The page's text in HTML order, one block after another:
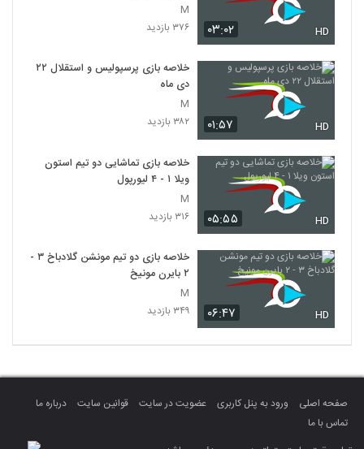
۰۳:۰۲ HD
M
۳۷۶ بازدید
۰۱:۵۷ HD
خلاصه بازی پرسپولیس و استقلال ۲۲
دی ماه
M
۳۸۲ بازدید
۰۵:۵۵ HD
خلاصه بازی تماشایی دو تیم استون
ویلا ۱ - ۴ لیورپول
M
۳۱۶ بازدید
۰۶:۴۷ HD
خلاصه بازی دو تیم مونشن گلادباخ ۳ -
۲ بایرن مونیخ
M
۳۴۹ بازدید
صفحه اصلی ورود به پنل کاربری عضویت در سایت قوانین سایت
درباره ما
تماس با ما